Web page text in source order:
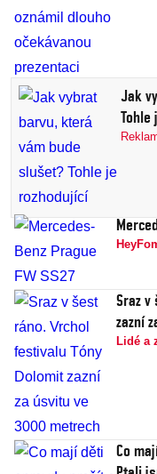
Jak
Tohle
Sraz v
zazní
Lidé a
Co